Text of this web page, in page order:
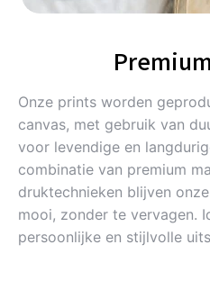
Onze prints worden
canvas, met gebruik van
voor levendige en
combinatie van premium
druktechnieken blijven
mooi, zonder te vervagen.
persoonlijke en stijlvolle